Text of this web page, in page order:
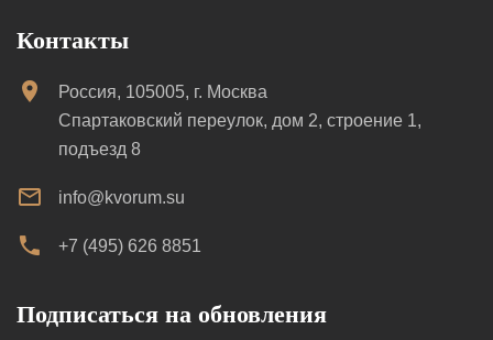
Контакты
Россия, 105005, г. Москва
Спартаковский переулок, дом 2, строение 1,
подъезд 8
info@kvorum.su
+7 (495) 626 8851
Подписаться на обновления